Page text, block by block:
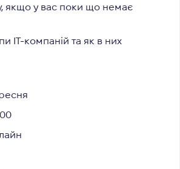
якщо у вас поки що немає
ІТ-компаній та як в них